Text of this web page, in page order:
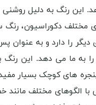
رنگ به دلیل روشنی و
دکوراسیون، رنگ
دیگر را دارد و به
به ما می دهد. این
های کوچک بسیار
با الگوهای مختلف